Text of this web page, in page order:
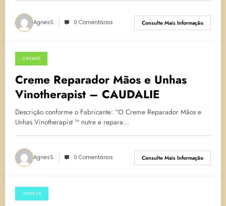
AgnesS. 0 Comentários Consulte Mais Informação
2 de abril de 2025
CREMES
Creme Reparador Mãos e Unhas
Vinotherapist – CAUDALIE
Descrição conforme o Fabricante: “O Creme Reparador Mãos e
Unhas Vinotherapist ™ nutre e repara…
AgnesS. 0 Comentários Consulte Mais Informação
12 de março de 2025
LIMPEZA